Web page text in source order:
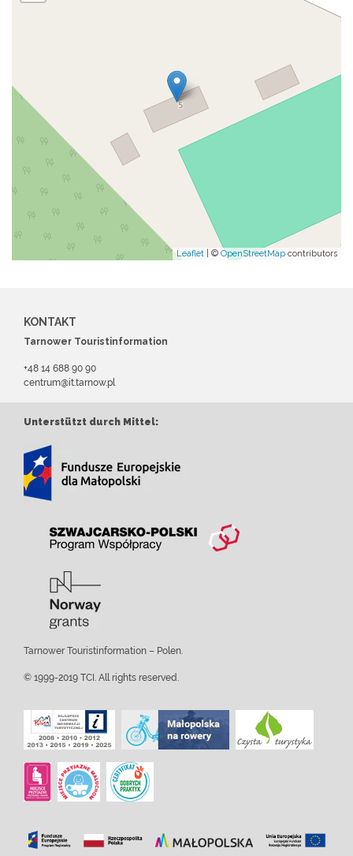
Leaflet | © OpenStreetMap contributors
KONTAKT
Tarnower Touristinformation
+48 14 688 90 90
centrum@it.tarnow.pl
Unterstützt durch Mittel:
Tarnower Touristinformation – Polen.
© 1999-2019 TCI. All rights reserved.